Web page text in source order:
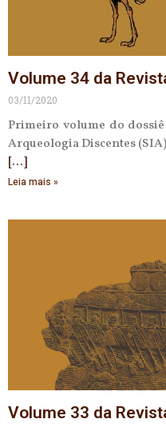
Volume 34 da
03/11/2020
Primeiro volume do
Arqueologia Discentes
Leia mais »
Volume 33 da